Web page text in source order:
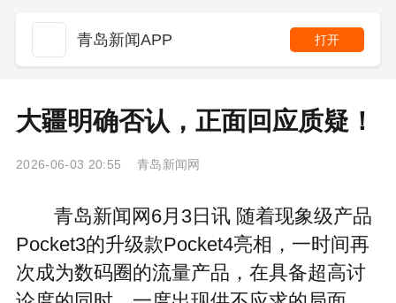
青岛新闻APP 打开
大疆明确否认，正面回应质疑！
2026-06-03 20:55 青岛新闻网
青岛新闻网6月3日讯 随着现象级产品
Pocket3的升级款Pocket4亮相，一时间再
次成为数码圈的流量产品，在具备超高讨